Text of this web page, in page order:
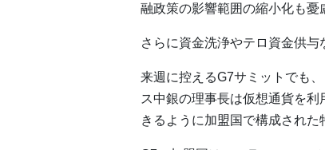
融政策の影響範囲の縮小化も憂
さらに資金洗浄やテロ資金供与
来週に控えるG7サミットでも
ス中銀の理事長は仮想通貨を
きるように加盟国で構成された